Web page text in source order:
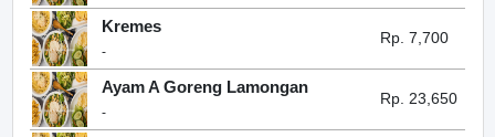
Kremes
-
Rp. 7,700
Ayam A Goreng Lamongan
-
Rp. 23,650